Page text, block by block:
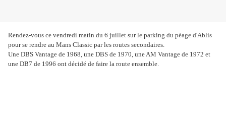
Rendez-vous ce vendredi matin du 6 juillet sur le parking du péage d'Ablis
pour se rendre au Mans Classic par les routes secondaires.
Une DBS Vantage de 1968, une DBS de 1970, une AM Vantage de 1972 et
une DB7 de 1996 ont décidé de faire la route ensemble.